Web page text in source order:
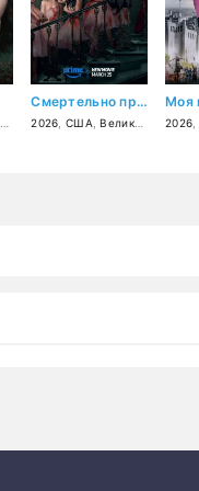
,семейный фэнтези
триллер
Смертельно прекрасна
2026 США ,Великобритания 2026